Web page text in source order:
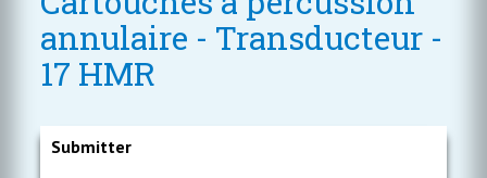
annulaire - Transducteur -
17 HMR
Submitter